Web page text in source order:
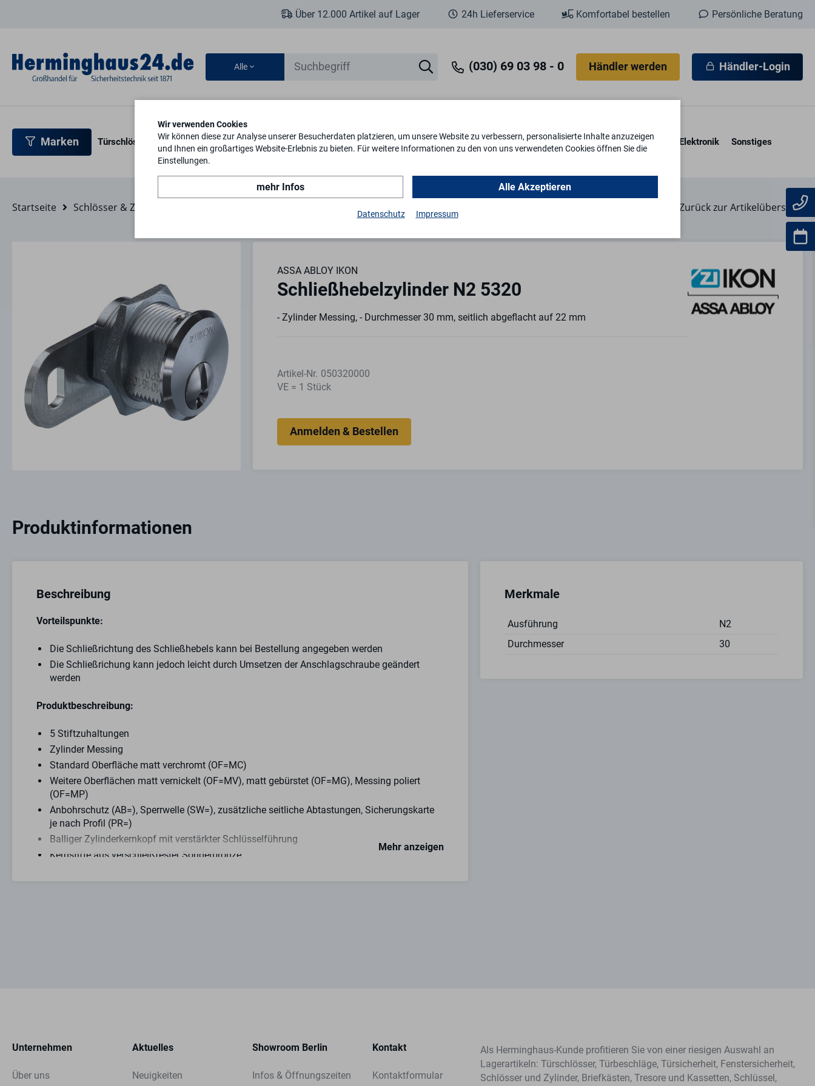
Über 12.000 Artikel auf Lager 24h Lieferservice Komfortabel bestellen Persönliche Beratung
Alle (030) 69 03 98 - 0 Händler werden Händler-Login
Marken Türschlösser Türbeschläge Türsicherheit Fenstersicherheit Schlösser & Zylinder Briefkästen Tresore & Kassetten Schlüssel Elektronik Sonstiges
Startseite Schlösser & Zylinder Zurück zur Artikelübersicht
ASSA ABLOY IKON
Schließhebelzylinder N2 5320
- Zylinder Messing, - Durchmesser 30 mm, seitlich abgeflacht auf 22 mm
Artikel-Nr. 050320000
VE = 1 Stück
Produktinformationen
Beschreibung
Mehr anzeigen
Vorteilspunkte:
Die Schließrichtung des Schließhebels kann bei Bestellung angegeben werden
Die Schließrichung kann jedoch leicht durch Umsetzen der Anschlagschraube geändert
werden
Produktbeschreibung:
5 Stiftzuhaltungen
Zylinder Messing
Standard Oberfläche matt verchromt (OF=MC)
Weitere Oberflächen matt vernickelt (OF=MV), matt gebürstet (OF=MG), Messing poliert
(OF=MP)
Anbohrschutz (AB=), Sperrwelle (SW=), zusätzliche seitliche Abtastungen, Sicherungskarte
je nach Profil (PR=)
Balliger Zylinderkernkopf mit verstärkter Schlüsselführung
Kernstifte aus verschleißfester Sonderbronze
Unterschied zu AUS=1: längerer Zylinderkern und dickere Kontermutter (Maß A)
Lieferumfang:
Merkmale
Ausführung
N2
Durchmesser
30
Unternehmen
Über uns
Aktuelles
Neuigkeiten
Showroom Berlin
Infos & Öffnungszeiten
Kontakt
Kontaktformular
Als Herminghaus-Kunde profitieren Sie von einer riesigen Auswahl an
Lagerartikeln: Türschlösser, Türbeschläge, Türsicherheit, Fenstersicherheit,
Schlösser und Zylinder, Briefkästen, Tresore und Kassetten, Schlüssel,
Wir verwenden Cookies
Wir können diese zur Analyse unserer Besucherdaten platzieren, um unsere Website zu verbessern, personalisierte Inhalte anzuzeigen
und Ihnen ein großartiges Website-Erlebnis zu bieten. Für weitere Informationen zu den von uns verwendeten Cookies öffnen Sie die
Einstellungen.
mehr Infos Alle Akzeptieren
Datenschutz Impressum